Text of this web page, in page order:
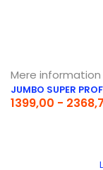
Mere information
JUMBO SUPER
1399,00 -